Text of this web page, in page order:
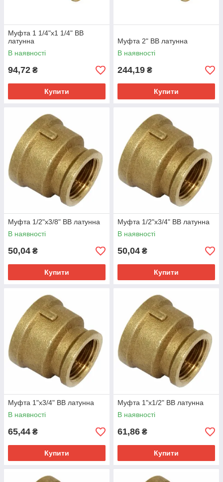
Муфта 1 1/4"х1 1/4" ВВ
латунна
В наявності
94,72 ₴
Купити
Муфта 2" ВВ латунна
В наявності
244,19 ₴
Купити
Муфта 1/2"х3/8" ВВ латунна
В наявності
50,04 ₴
Купити
Муфта 1/2"х3/4" ВВ латунна
В наявності
50,04 ₴
Купити
Муфта 1"х3/4" ВВ латунна
В наявності
65,44 ₴
Купити
Муфта 1"х1/2" ВВ латунна
В наявності
61,86 ₴
Купити